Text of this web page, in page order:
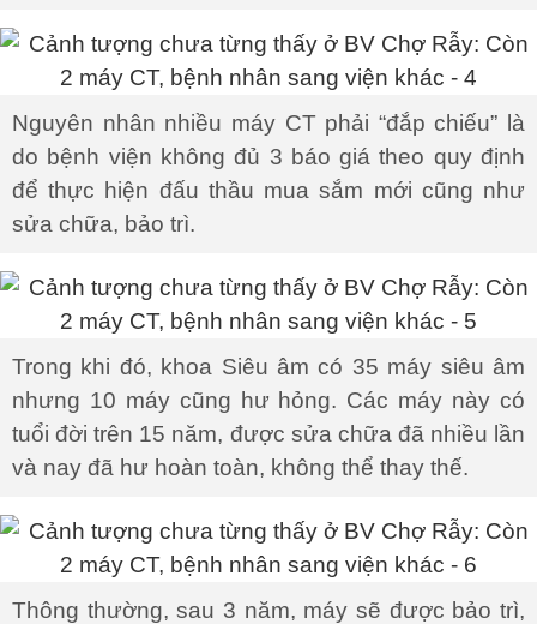
Nguyên nhân nhiều máy CT phải “đắp chiếu” là
do bệnh viện không đủ 3 báo giá theo quy định
để thực hiện đấu thầu mua sắm mới cũng như
sửa chữa, bảo trì.
Trong khi đó, khoa Siêu âm có 35 máy siêu âm
nhưng 10 máy cũng hư hỏng. Các máy này có
tuổi đời trên 15 năm, được sửa chữa đã nhiều lần
và nay đã hư hoàn toàn, không thể thay thế.
Thông thường, sau 3 năm, máy sẽ được bảo trì,